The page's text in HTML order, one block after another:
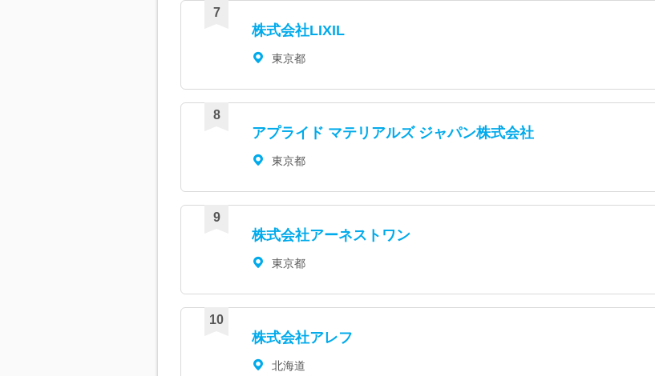
株式会社LIXIL
東京都
アプライド マテリアルズ ジャパン株式会社
東京都
株式会社アーネストワン
東京都
株式会社アレフ
北海道